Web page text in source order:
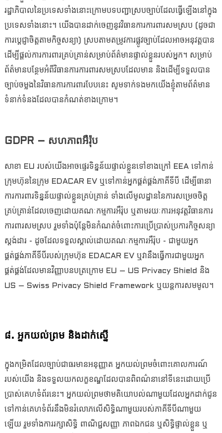
រដ្ឋាភិបាលនៃប្រទេសទាំងនោះក្រោមបទបញ្ជាស្របច្បាប់ដែលធ្វើឡើងនៅក្នុង
ប្រទេសទាំងនោះ។ យើងបានដាក់ចេញនូវវិធានការការពារសមស្រប (ដូចជា
ការប្តេជ្ញាចិត្តតាមកិច្ចសន្យា) ស្របតាមតម្រូវការផ្លូវច្បាប់ដែលអាចអនុវត្តបាន
ដើម្បីផ្តល់ការការពារគ្រប់គ្រាន់សម្រាប់ព័ត៌មានផ្ទាល់ខ្លួនរបស់អ្នក។ សម្រាប់
ព័ត៌មានបន្ថែមអំពីវិធានការការពារសមស្របដែលមាន និងដើម្បីទទួលបាន
ច្បាប់ចម្លងនៃវិធានការការពារបែបនេះ សូមទាក់ទងមកយើងខ្ញុំតាមព័ត៌មាន
ទំនាក់ទំនងដែលបានកំណត់ខាងក្រោម។
GDPR – សហភាពអឺរ៉ុប
សាខា EU របស់យើងអាចផ្ទេរទិន្នន័យផ្ទាល់ខ្លួនទៅខាងក្រៅ EEA ទៅកាន់
ក្រុមហ៊ុននៃក្រុម EDACAR EV ឬទៅកាន់អ្នកផ្គត់ផ្គង់ភាគីទីបី ដើម្បីធានា
ការការពារទិន្នន័យផ្ទាល់ខ្លួនគ្រប់គ្រាន់ ទាំងលើមូលដ្ឋាននៃការសម្រេចចិត្ត
គ្រប់គ្រាន់ដែលចេញដោយគណៈកម្មការអឺរ៉ុប ឬតាមរយៈការអនុវត្តវិធានការ
ការពារសមស្រប រួមទាំងប៉ុន្តែមិនកំណត់ចំពោះការប្រើប្រាស់ប្រការកិច្ចសន្យា
ស្តង់ដារ - ដូចដែលទទួលស្គាល់ដោយគណៈកម្មការអឺរ៉ុប - ជាមួយអ្នក
ផ្គត់ផ្គង់ភាគីទីបីរបស់ក្រុមហ៊ុន EDACAR EV ឬវានឹងធ្វើការជាមួយអ្នក
ផ្គត់ផ្គង់ដែលមានវិញ្ញាបនបត្រក្រោម EU – US Privacy Shield និង
US – Swiss Privacy Shield Framework ឬយន្តការសមមូល។
៨. អ្នកយល់ព្រម និងដាក់ស្នើ
ក្នុងកម្រិតដែលច្បាប់ជាធរមានអនុញ្ញាត អ្នកយល់ព្រមចំពោះគោលការណ៍
របស់យើង និងទទួលយកលក្ខខណ្ឌដែលបានពិពណ៌នានៅទីនេះដោយប្រើ
ប្រាស់គេហទំព័រនេះ។ អ្នកយល់ព្រមថាមតិយោបល់ណាមួយដែលអ្នកដាក់ជូន
ទៅកាន់គេហទំព័រនឹងមិនរំលោភលើសិទ្ធិណាមួយរបស់ភាគីទីបីណាមួយ
ឡើយ រួមទាំងការរក្សាសិទ្ធិ ពាណិជ្ជសញ្ញា ភាពឯកជន ឬសិទ្ធិផ្ទាល់ខ្លួន ឬ